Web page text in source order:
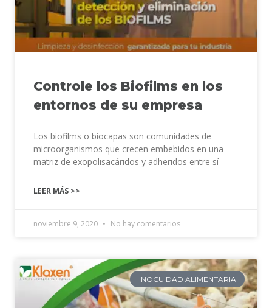
Controle los Biofilms en los
entornos de su empresa
Los biofilms o biocapas son comunidades de
microorganismos que crecen embebidos en una
matriz de exopolisacáridos y adheridos entre sí
LEER MÁS >>
noviembre 9, 2020 No hay comentarios
INOCUIDAD ALIMENTARIA